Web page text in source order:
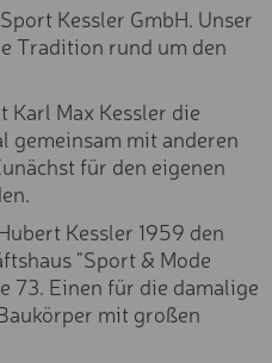
RÜCKENTRAGE
E-MOUNTAINBIKETOUR
VORMITTAGS (3H)
NACHMITTAGS (3H)
E-MOUNTAINBIKETOUR
GANZTAGS (6H)
TAGES-
Kessler GmbH. Unser
Tradition rund um den
Karl Max Kessler die
gemeinsam mit anderen
für den eigenen
Kessler 1959 den
"Sport & Mode
73. Einen für die damalige
mit großen